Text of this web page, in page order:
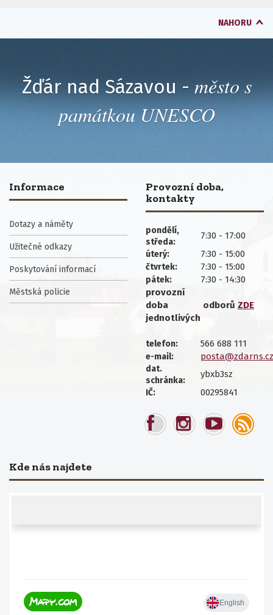
NAHORU
Žďár nad Sázavou - město s
památkou UNESCO
Informace
Dotazy a náměty
Užitečné odkazy
Poskytování informací
Městská policie
Provozní doba,
kontakty
pondělí,
středa:
7:30 - 17:00
úterý: 7:30 - 15:00
čtvrtek: 7:30 - 15:00
pátek:
7:30 - 14:30
provozní
doba
jednotlivých
odborů ZDE
telefon: 566 688 111
e-mail: posta@zdarns.cz
dat.
schránka:
ybxb3sz
IČ: 00295841
Kde nás najdete